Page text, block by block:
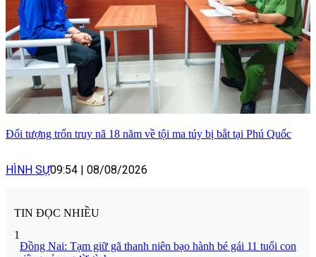
Đối tượng trốn truy nã 18 năm về tội ma túy bị bắt tại Phú Quốc
HÌNH SỰ09:54 08/08/2026
TIN ĐỌC NHIỀU
1
Đồng Nai: Tạm giữ gã thanh niên bạo hành bé gái 11 tuổi con